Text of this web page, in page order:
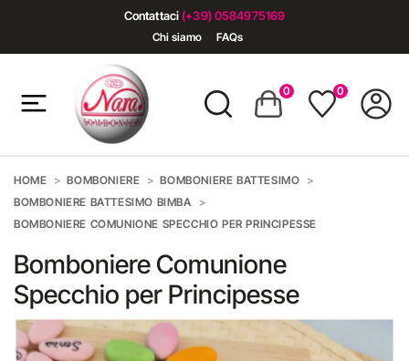
Contattaci (+39) 0584975169
Chi siamo FAQs
0 0
HOME BOMBONIERE
BOMBONIERE BATTESIMO
BOMBONIERE BATTESIMO BIMBA
BOMBONIERE COMUNIONE SPECCHIO PER PRINCIPESSE
Bomboniere Comunione
Specchio per Principesse